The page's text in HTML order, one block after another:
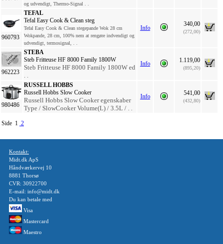
og udvendigt, Thermo-Signal . .
960793
TEFAL
Tefal Easy Cook & Clean steg
Tefal Easy Cook & Clean stegepande Wok 28 cm
Wokpande, 28 cm, 100% nem at rengøre indvendigt og
udvendigt, termosignal, . .
Info
340,00
(272,00)
962223
STEBA
Steb Fritteuse HF 8000 Family 1800W
Steb Fritteuse HF 8000 Family 1800W ed
. .
Info 1.119,00
(895,20)
980486
RUSSELL HOBBS
Russell Hobbs Slow Cooker
Russell Hobbs Slow Cooker egenskaber
Type / SlowCooker Volume(L) / 3.5L / . .
Info 541,00
(432,80)
Side 1 2
Kontakt:
Midt.dk ApS
Håndværkervej 10
8881 Thorsø
CVR: 30922700
E-mail: info@midt.dk
Du kan betale med
Visa
Mastercard
Maestro